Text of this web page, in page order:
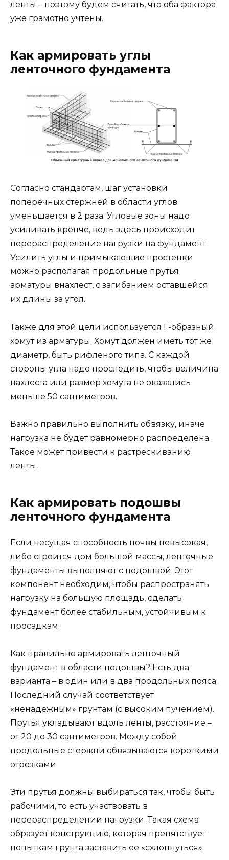
ленты – поэтому будем считать, что оба фактора
уже грамотно учтены.
Как армировать углы
ленточного фундамента
Согласно стандартам, шаг установки
поперечных стержней в области углов
уменьшается в 2 раза. Угловые зоны надо
усиливать крепче, ведь здесь происходит
перераспределение нагрузки на фундамент.
Усилить углы и примыкающие простенки
можно располагая продольные прутья
арматуры внахлест, с загибанием оставшейся
их длины за угол.
Также для этой цели используется Г-образный
хомут из арматуры. Хомут должен иметь тот же
диаметр, быть рифленого типа. С каждой
стороны угла надо проследить, чтобы величина
нахлеста или размер хомута не оказались
меньше 50 сантиметров.
Важно правильно выполнить обвязку, иначе
нагрузка не будет равномерно распределена.
Такое может привести к растрескиванию
ленты.
Как армировать подошвы
ленточного фундамента
Если несущая способность почвы невысокая,
либо строится дом большой массы, ленточные
фундаменты выполняют с подошвой. Этот
компонент необходим, чтобы распространять
нагрузку на большую площадь, сделать
фундамент более стабильным, устойчивым к
просадкам.
Как правильно армировать ленточный
фундамент в области подошвы? Есть два
варианта – в один или в два продольных пояса.
Последний случай соответствует
«ненадежным» грунтам (с высоким пучением).
Прутья укладывают вдоль ленты, расстояние –
от 20 до 30 сантиметров. Между собой
продольные стержни обвязываются короткими
отрезками.
Эти прутья должны выбираться так, чтобы быть
рабочими, то есть участвовать в
перераспределении нагрузки. Такая схема
образует конструкцию, которая препятствует
попыткам грунта заставить ее «схлопнуться».